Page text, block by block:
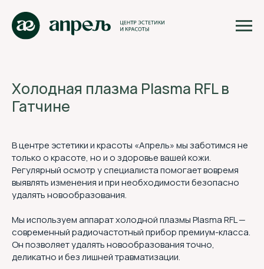
Холодная плазма Plasma RFL в
Гатчине
В центре эстетики и красоты «Апрель» мы заботимся не
только о красоте, но и о здоровье вашей кожи.
Регулярный осмотр у специалиста помогает вовремя
выявлять изменения и при необходимости безопасно
удалять новообразования.
Мы используем аппарат холодной плазмы Plasma RFL —
современный радиочастотный прибор премиум-класса.
Он позволяет удалять новообразования точно,
деликатно и без лишней травматизации.